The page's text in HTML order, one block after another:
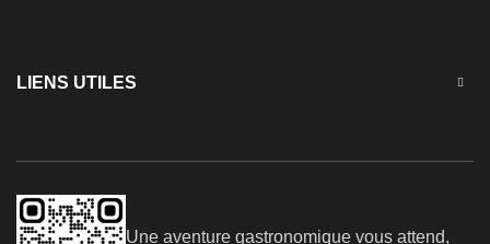
LIENS UTILES
Une aventure gastronomique vous attend,